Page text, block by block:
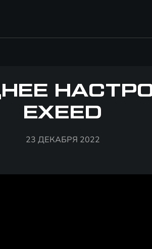
EXEED
23 ДЕКАБРЯ 2022